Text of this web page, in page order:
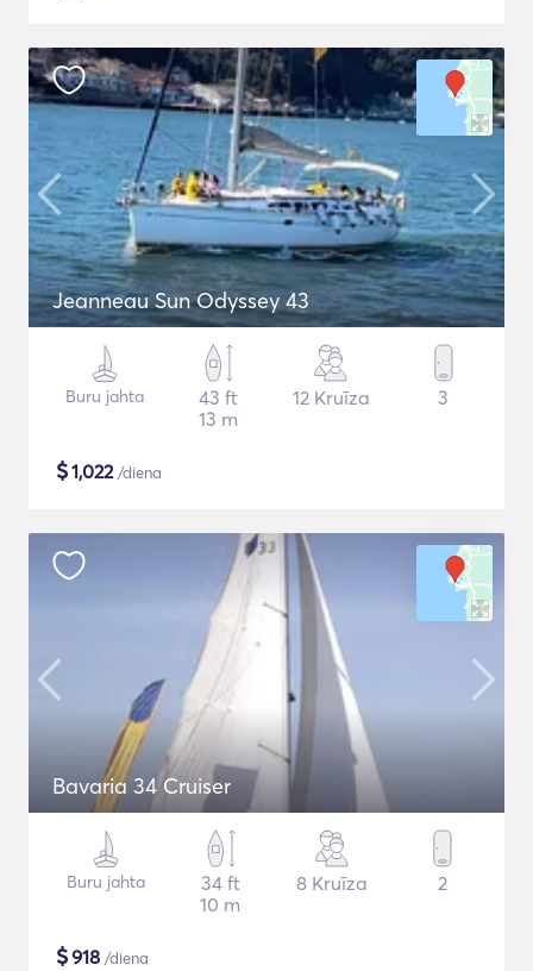
Jeanneau Sun Odyssey 43
Buru jahta
43 ft
13 m
12 Kruīza 3
$1,022/diena
Bavaria 34 Cruiser
Buru jahta
34 ft
10 m
8 Kruīza 2
$918 /diena